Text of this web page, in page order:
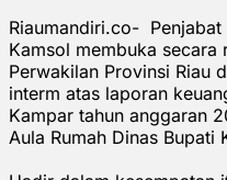
Riaumandiri.co- Penjabat
Kamsol membuka secara
Perwakilan Provinsi Riau
interm atas laporan
Kampar tahun anggaran
Aula Rumah Dinas Bupati